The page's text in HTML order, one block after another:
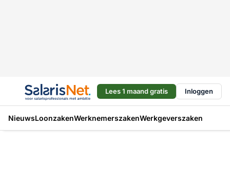
Lees 1 maand gratis Inloggen
NieuwsLoonzakenWerknemerszakenWerkgeverszaken